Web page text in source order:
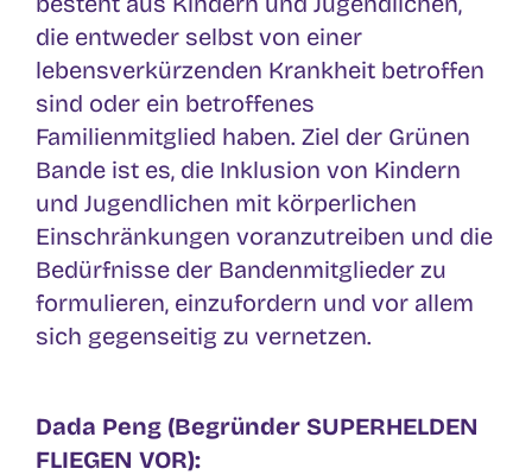
die entweder selbst von einer
lebensverkürzenden Krankheit betroffen
sind oder ein betroffenes
Familienmitglied haben. Ziel der Grünen
Bande ist es, die Inklusion von Kindern
und Jugendlichen mit körperlichen
Einschränkungen voranzutreiben und die
Bedürfnisse der Bandenmitglieder zu
formulieren, einzufordern und vor allem
sich gegenseitig zu vernetzen.
Dada Peng (Begründer SUPERHELDEN
FLIEGEN VOR):